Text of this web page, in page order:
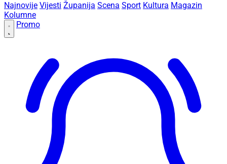
Najnovije Vijesti Županija Scena Sport Kultura Magazin
Kolumne
Promo